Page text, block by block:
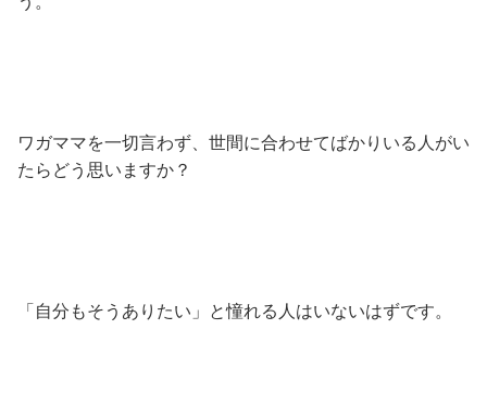
ワガママを一切言わず、世間に合わせてばかりいる人がい
たらどう思いますか？
「自分もそうありたい」と憧れる人はいないはずです。